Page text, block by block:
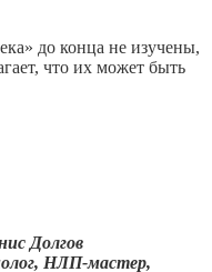
до конца не изучены,
что их может быть
Долгов
НЛП-мастер,